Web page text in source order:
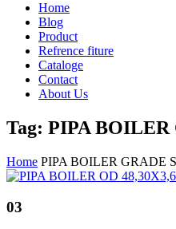
Home
Blog
Product
Refrence fiture
Cataloge
Contact
About Us
Tag: PIPA BOILER
Home PIPA BOILER GRADE
03